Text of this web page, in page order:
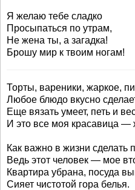
Я желаю тебе сладко
Просыпаться по утрам,
Не жена ты, а загадка!
Брошу мир к твоим ногам!
Торты, вареники, жаркое,
Любое блюдо вкусно
Еще вязать умеет, петь и
И это все моя красавица —
Как важно в жизни сделать
Ведь этот человек — мое
Квартира убрана, посуда
Сияет чистотой гора белья.